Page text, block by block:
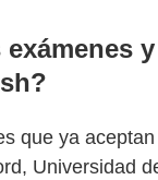
y
que ya aceptan
Universidad